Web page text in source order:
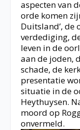
aspecten van
orde komen
Duitsland’, de
verdediging,
leven in de
aan de joden,
schade, de
presentatie
situatie in de
Heythuysen.
moord op
onvermeld.